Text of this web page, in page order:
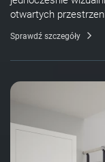
otwartych
Sprawdź szczegóły